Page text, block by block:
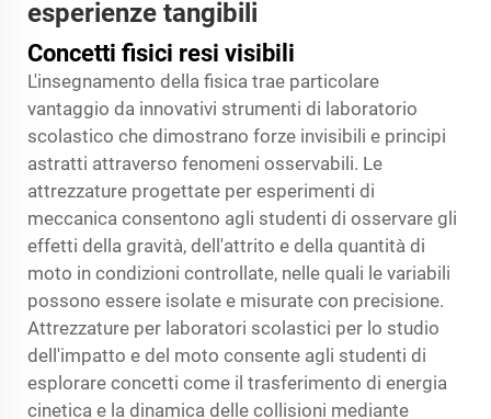
esperienze tangibili
Concetti fisici resi visibili
L'insegnamento della fisica trae particolare
vantaggio da innovativi strumenti di laboratorio
scolastico che dimostrano forze invisibili e principi
astratti attraverso fenomeni osservabili. Le
attrezzature progettate per esperimenti di
meccanica consentono agli studenti di osservare gli
effetti della gravità, dell'attrito e della quantità di
moto in condizioni controllate, nelle quali le variabili
possono essere isolate e misurate con precisione.
Attrezzature per laboratori scolastici per lo studio
dell'impatto e del moto consente agli studenti di
esplorare concetti come il trasferimento di energia
cinetica e la dinamica delle collisioni mediante